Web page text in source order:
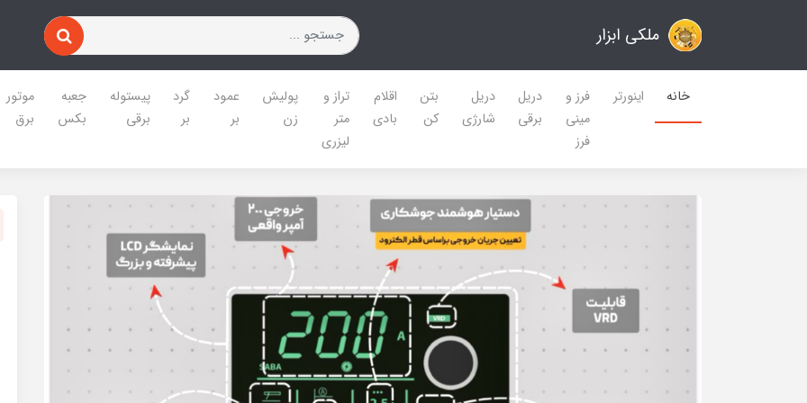
ملکی ابزار
خانه اینورتر
فرز و
مینی
فرز
دریل
برقی
دریل
شارژی
بتن
کن
اقلام
بادی
تراز و
متر
لیزری
پولیش
زن
عمود
بر
گرد
بر
پیستوله
برقی
جعبه
بکس
موتور
برق
43%